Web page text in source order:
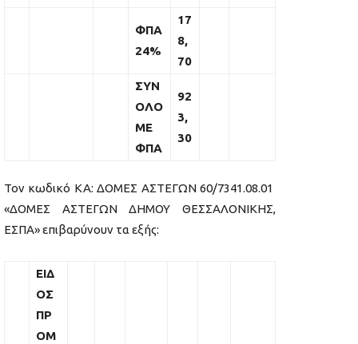
ΦΠΑ
24%
17
8,
70
ΣΥΝ
ΟΛΟ
ΜΕ
ΦΠΑ
92
3,
30
Τον κωδικό ΚΑ: ΔΟΜΕΣ ΑΣΤΕΓΩΝ 60/7341.08.01
«ΔΟΜΕΣ ΑΣΤΕΓΩΝ ΔΗΜΟΥ ΘΕΣΣΑΛΟΝΙΚΗΣ,
ΕΣΠΑ» επιβαρύνουν τα εξής:
ΕΙΔ
ΟΣ
ΠΡ
ΟΜ